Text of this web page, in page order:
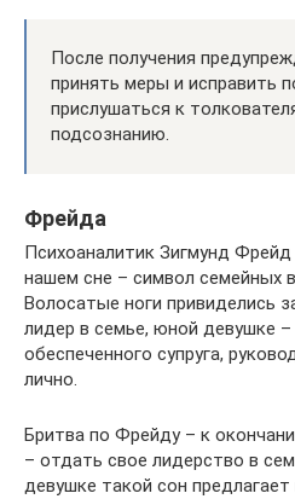
После получения
принять меры и исправить
прислушаться к
подсознанию.
Фрейда
Психоаналитик Зигмунд Фрейд
нашем сне – символ семейных
Волосатые ноги привиделись
лидер в семье, юной девушке
обеспеченного супруга,
лично.
Бритва по Фрейду – к
– отдать свое лидерство в
девушке такой сон